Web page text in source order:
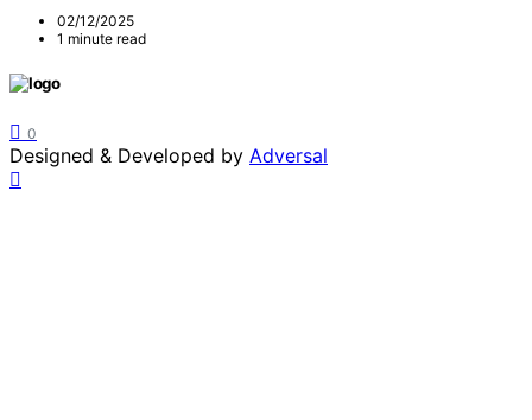
02/12/2025
1 minute read
0
Designed & Developed by Adversal